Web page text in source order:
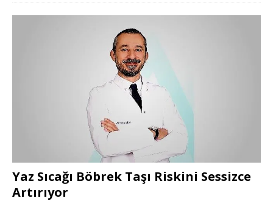
Yaz Sıcağı Böbrek Taşı Riskini Sessizce
Artırıyor